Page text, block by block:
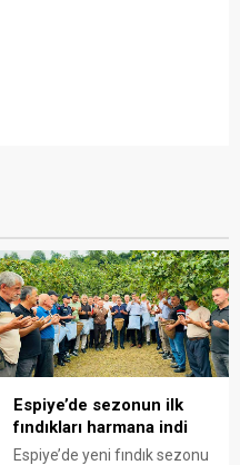
Espiye’de sezonun ilk
fındıkları harmana indi
Espiye’de yeni fındık sezonu